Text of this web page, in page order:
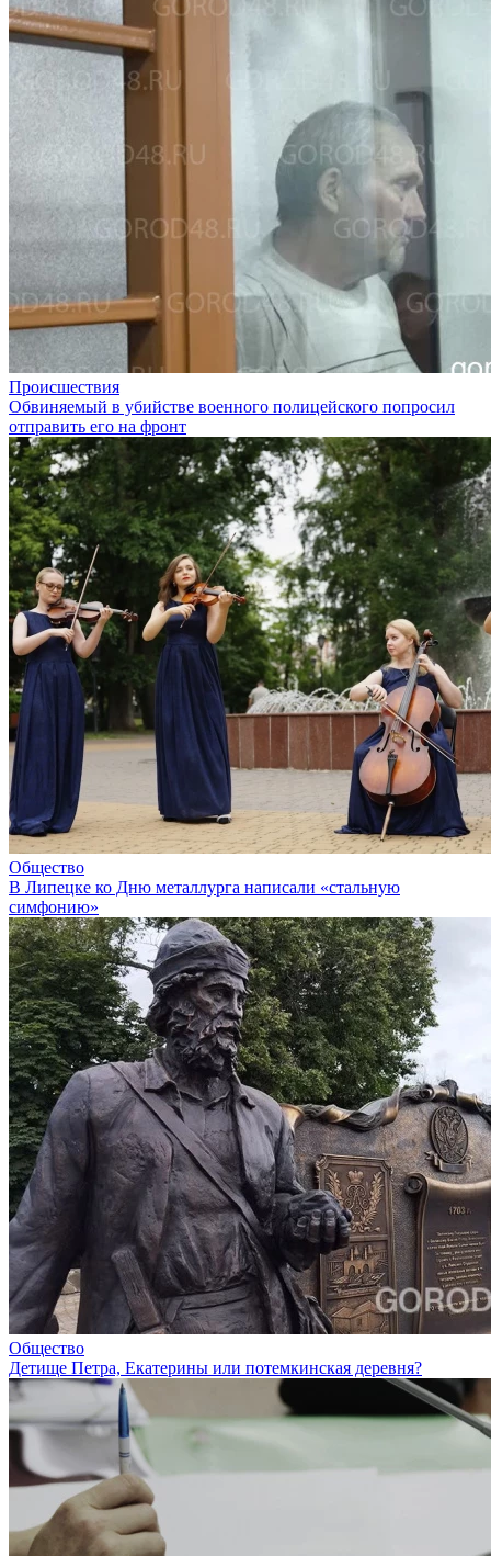
Происшествия
Обвиняемый в убийстве военного полицейского попросил
отправить его на фронт
Общество
В Липецке ко Дню металлурга написали «стальную
симфонию»
Общество
Детище Петра, Екатерины или потемкинская деревня?